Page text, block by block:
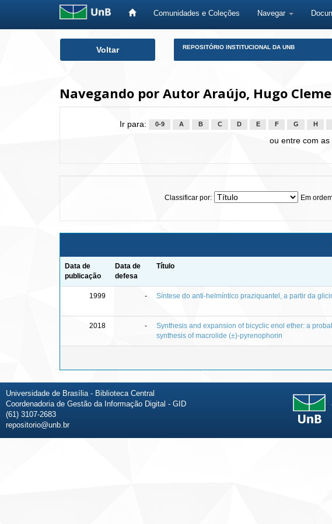
Comunidades e Coleções Navegar
Voltar REPOSITÓRIO INSTITUCIONAL DA UNB
Navegando por Autor Araújo, Hugo
Ir para: 0-9 A B C D E F G H
ou entre com
Classificar por: Em
Data de
publicação
Data de
defesa
Título
1999 - Síntese do anti-helmíntico praziquantel, a partir da
2018 -
Synthesis and expansion of bicyclic enol ether: a
synthesis of macrolide (±)-pyrenophorin
Universidade de Brasília - Biblioteca Central
Coordenadoria de Gestão da Informação Digital - GID
(61) 3107-2683
repositorio@unb.br